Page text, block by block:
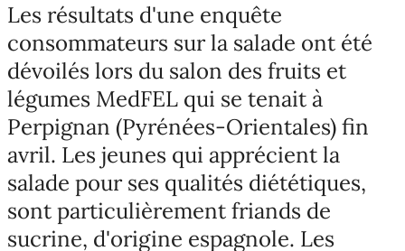
Les résultats d'une enquête
consommateurs sur la salade ont été
dévoilés lors du salon des fruits et
légumes MedFEL qui se tenait à
Perpignan (Pyrénées-Orientales) fin
avril. Les jeunes qui apprécient la
salade pour ses qualités diététiques,
sont particulièrement friands de
sucrine, d'origine espagnole. Les